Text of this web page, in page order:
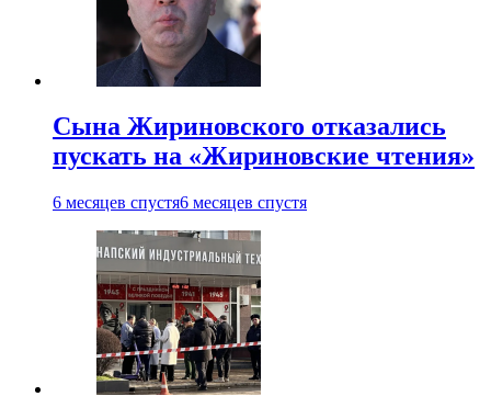
Сына Жириновского отказались
пускать на «Жириновские чтения»
6 месяцев спустя6 месяцев спустя